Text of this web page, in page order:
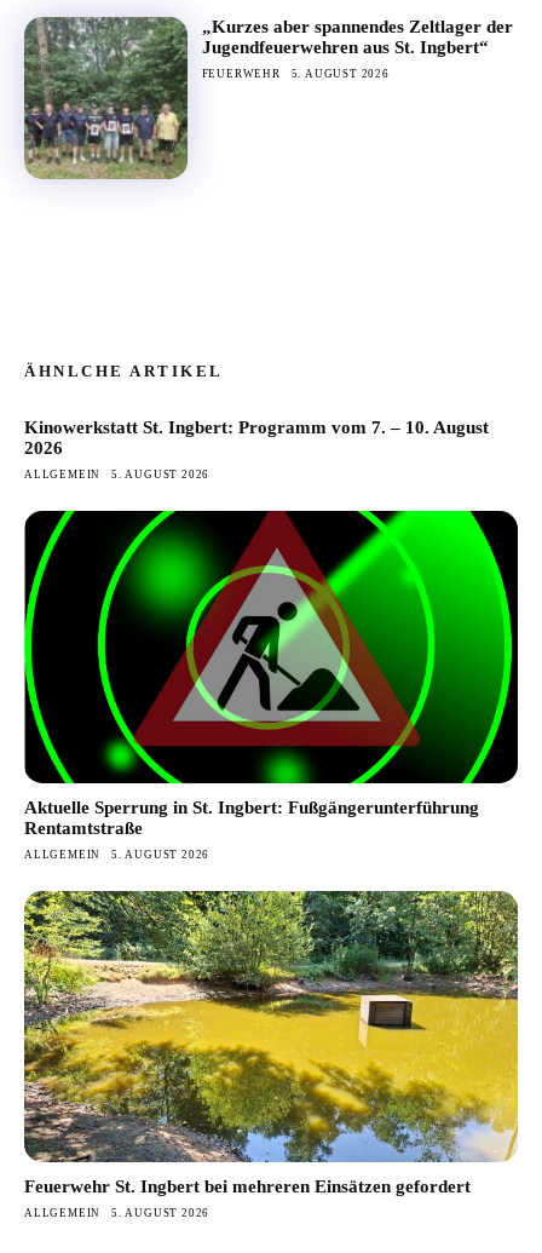
„Kurzes aber spannendes Zeltlager der
Jugendfeuerwehren aus St. Ingbert“
FEUERWEHR 5. AUGUST 2026
ÄHNLCHE ARTIKEL
Kinowerkstatt St. Ingbert: Programm vom 7. – 10. August
2026
ALLGEMEIN 5. AUGUST 2026
Aktuelle Sperrung in St. Ingbert: Fußgängerunterführung
Rentamtstraße
ALLGEMEIN 5. AUGUST 2026
Feuerwehr St. Ingbert bei mehreren Einsätzen gefordert
ALLGEMEIN 5. AUGUST 2026